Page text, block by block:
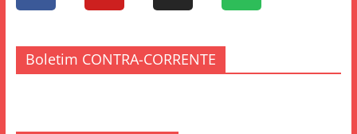
Boletim CONTRA-CORRENTE